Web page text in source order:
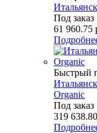
Под заказ
61 960.75
Быстрый
Organic
Под заказ
319 638.80